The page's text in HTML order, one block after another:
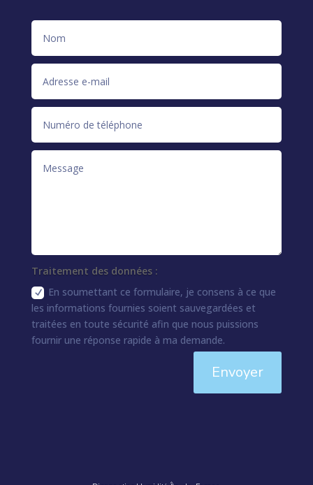
Traitement des données :
En soumettant ce formulaire, je consens à ce que
les informations fournies soient sauvegardées et
traitées en toute sécurité afin que nous puissions
fournir une réponse rapide à ma demande.
Envoyer